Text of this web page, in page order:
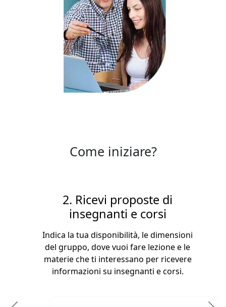
Come iniziare?
2. Ricevi proposte di
insegnanti e corsi
Indica la tua disponibilità, le dimensioni
del gruppo, dove vuoi fare lezione e le
materie che ti interessano per ricevere
informazioni su insegnanti e corsi.